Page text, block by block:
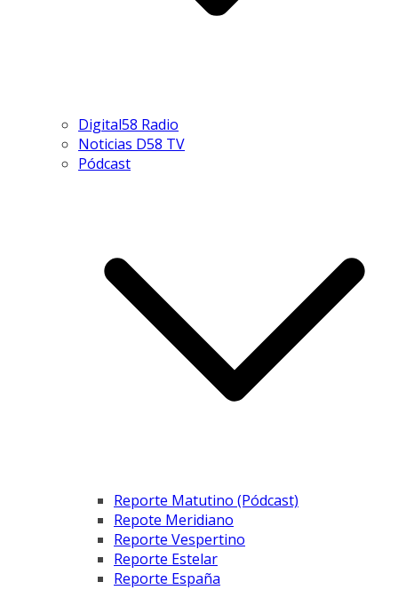
Digital58 Radio
Noticias D58 TV
Pódcast
Reporte Matutino (Pódcast)
Repote Meridiano
Reporte Vespertino
Reporte Estelar
Reporte España